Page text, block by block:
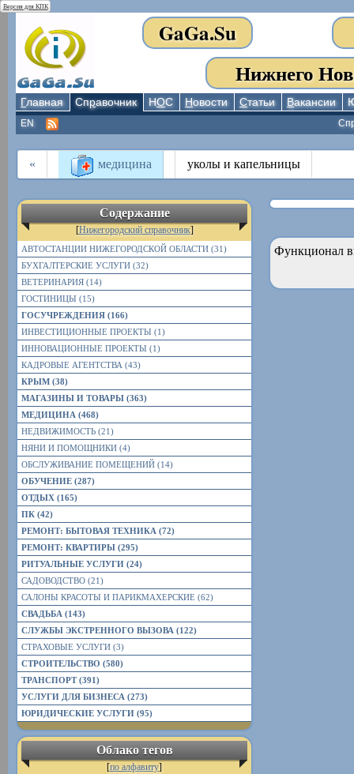
Версия для КПК
GaGa.Su
Нижнего
Главная Справочник НОС Новости Статьи Вакансии
EN
« медицина уколы и капельницы
Содержание
[Нижегородский справочник]
АВТОСТАНЦИИ НИЖЕГОРОДСКОЙ ОБЛАСТИ (31)
БУХГАЛТЕРСКИЕ УСЛУГИ (32)
ВЕТЕРИНАРИЯ (14)
ГОСТИНИЦЫ (15)
ГОСУЧРЕЖДЕНИЯ (166)
ИНВЕСТИЦИОННЫЕ ПРОЕКТЫ (1)
ИННОВАЦИОННЫЕ ПРОЕКТЫ (1)
КАДРОВЫЕ АГЕНТСТВА (43)
КРЫМ (38)
МАГАЗИНЫ И ТОВАРЫ (363)
МЕДИЦИНА (468)
НЕДВИЖИМОСТЬ (21)
НЯНИ И ПОМОЩНИКИ (4)
ОБСЛУЖИВАНИЕ ПОМЕЩЕНИЙ (14)
ОБУЧЕНИЕ (287)
ОТДЫХ (165)
ПК (42)
РЕМОНТ: БЫТОВАЯ ТЕХНИКА (72)
РЕМОНТ: КВАРТИРЫ (295)
РИТУАЛЬНЫЕ УСЛУГИ (24)
САДОВОДСТВО (21)
САЛОНЫ КРАСОТЫ И ПАРИКМАХЕРСКИЕ (62)
СВАДЬБА (143)
СЛУЖБЫ ЭКСТРЕННОГО ВЫЗОВА (122)
СТРАХОВЫЕ УСЛУГИ (3)
СТРОИТЕЛЬСТВО (580)
ТРАНСПОРТ (391)
УСЛУГИ ДЛЯ БИЗНЕСА (273)
ЮРИДИЧЕСКИЕ УСЛУГИ (95)
Облако тегов
[по алфавиту]
Функционал